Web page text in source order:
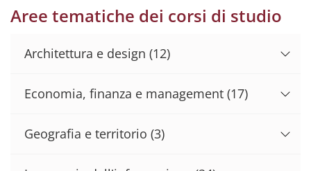
Aree tematiche dei corsi di studio
Architettura e design (12)
Economia, finanza e management (17)
Geografia e territorio (3)